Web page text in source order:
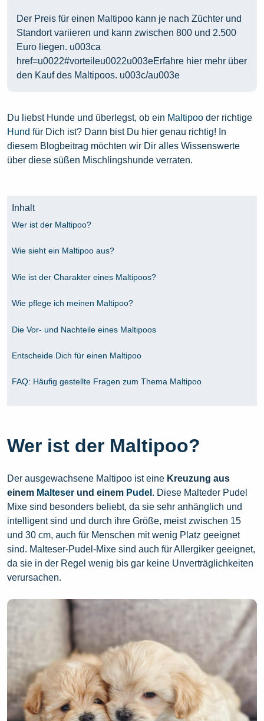
Der Preis für einen Maltipoo kann je nach Züchter und
Standort variieren und kann zwischen 800 und 2.500
Euro liegen. u003ca
href=u0022#vorteileu0022u003eErfahre hier mehr über
den Kauf des Maltipoos. u003c/au003e
Du liebst Hunde und überlegst, ob ein Maltipoo der richtige
Hund für Dich ist? Dann bist Du hier genau richtig! In
diesem Blogbeitrag möchten wir Dir alles Wissenswerte
über diese süßen Mischlingshunde verraten.
Inhalt
Wer ist der Maltipoo?
Wie sieht ein Maltipoo aus?
Wie ist der Charakter eines Maltipoos?
Wie pflege ich meinen Maltipoo?
Die Vor- und Nachteile eines Maltipoos
Entscheide Dich für einen Maltipoo
FAQ: Häufig gestellte Fragen zum Thema Maltipoo
Wer ist der Maltipoo?
Der ausgewachsene Maltipoo ist eine Kreuzung aus
einem Malteser und einem Pudel . Diese Malteder Pudel
Mixe sind besonders beliebt, da sie sehr anhänglich und
intelligent sind und durch ihre Größe, meist zwischen 15
und 30 cm, auch für Menschen mit wenig Platz geeignet
sind. Malteser-Pudel-Mixe sind auch für Allergiker geeignet,
da sie in der Regel wenig bis gar keine Unverträglichkeiten
verursachen.